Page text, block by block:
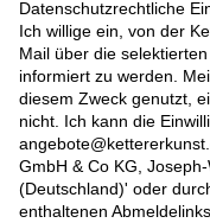
Datenschutzrechtliche
Ich willige ein, von der
Mail über die
informiert zu werden.
diesem Zweck genutzt,
nicht. Ich kann die
GmbH & Co KG,
(Deutschland)' oder
enthaltenen